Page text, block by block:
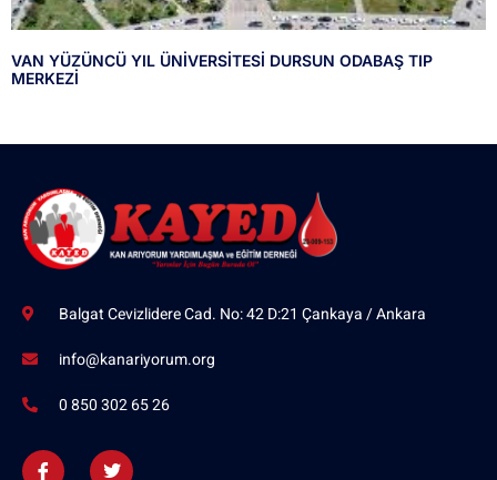
VAN YÜZÜNCÜ YIL ÜNİVERSİTESİ DURSUN ODABAŞ TIP
MERKEZİ
Balgat Cevizlidere Cad. No: 42 D:21 Çankaya / Ankara
info@kanariyorum.org
0 850 302 65 26